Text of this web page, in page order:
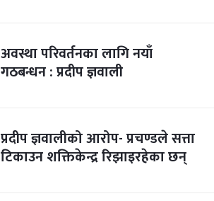
अवस्था परिवर्तनका लागि नयाँ
गठबन्धन : प्रदीप ज्ञवाली
प्रदीप ज्ञवालीको आरोप- प्रचण्डले सत्ता
टिकाउन शक्तिकेन्द्र रिझाइरहेका छन्